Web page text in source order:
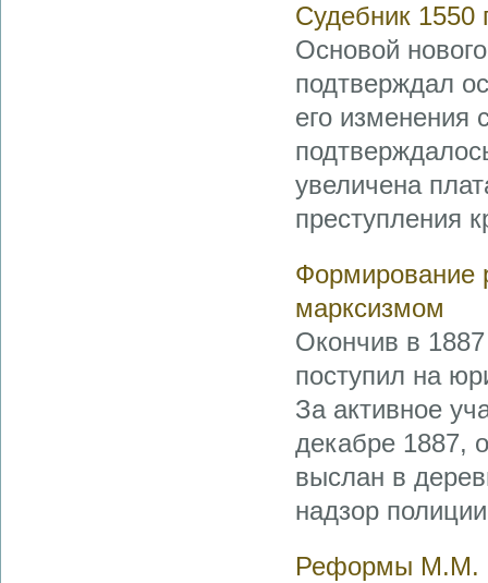
Судебник 1550
Основой
подтверждал
его изменения
увеличена
преступления
Формирование
марксизмом
Окончив в
поступил на
За активное
декабре 1887,
выслан в
надзор
Реформы М.М.